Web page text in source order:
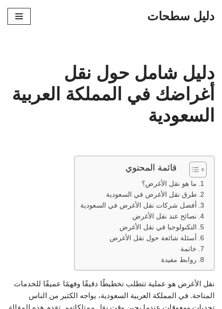
دليل سطحات
دليل شامل حول نقل
أغراضك في المملكة العربية
السعودية
قائمة المحتوي
ما هو نقل الأغرض؟
طرق نقل الأغرض في السعودية
أفضل شركات نقل الأغرض في السعودية
نصائح عند نقل الأغرض
التكنولوجيا في نقل الأغرض
أسئلة شائعة حول نقل الأغرض
خاتمة
روابط مفيدة
نقل الأغرض هو عملية تتطلب تخطيطًا دقيقًا وفهمًا عميقًا للخدمات
المتاحة. في المملكة العربية السعودية، يواجه الكثير من الناس
تحديات ومعوقات عندما يحين وقت نقل ممتلكاتهم. تقدم هذه المقالة